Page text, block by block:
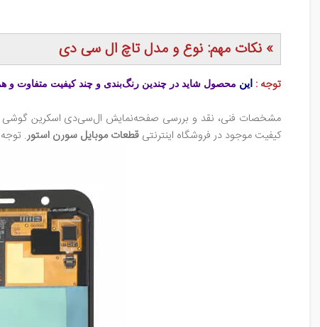
» نکات مهم: نوع و مدل تاچ ال سی دی
توجه : این محصول شاید در چندین رنگ‌بندی و چند کیفیت متفاوت و
کیفیت موجود در فروشگاه اینترنتی قطعات‌ موبایل سورن‌ استور. توجه